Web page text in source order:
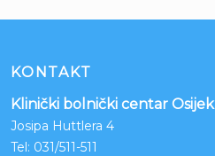
KONTAKT
Klinički bolnički centar Osijek
Josipa Huttlera 4
Tel: 031/511-511